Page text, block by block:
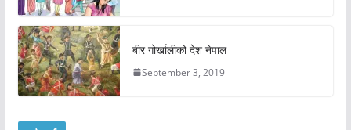
बीर गोर्खालीको देश नेपाल
September 3, 2019